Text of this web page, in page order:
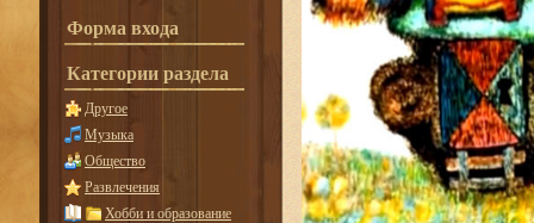
Форма входа
Категории раздела
Другое
Музыка
Общество
Развлечения
Хобби и образование